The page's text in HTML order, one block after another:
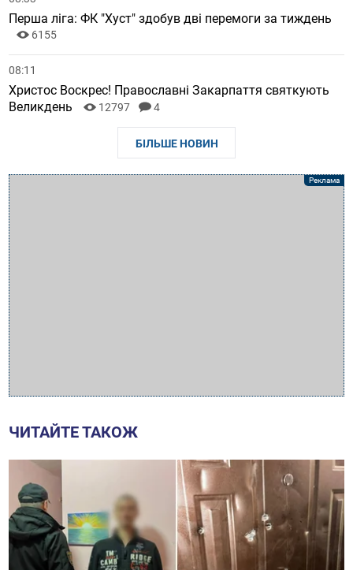
Перша ліга: ФК "Хуст" здобув дві перемоги за тиждень
6155
08:11
Христос Воскрес! Православні Закарпаття святкують
Великдень
12797 4
БІЛЬШЕ НОВИН
ЧИТАЙТЕ ТАКОЖ